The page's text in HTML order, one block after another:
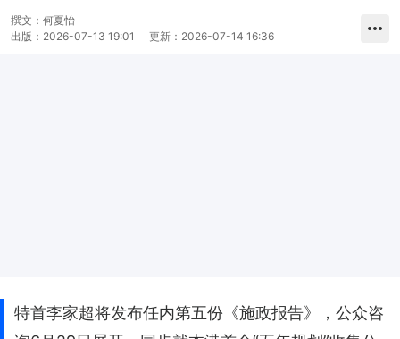
撰文： 何夏怡
出版： 2026-07-13 19:01 更新： 2026-07-14 16:36
特首李家超将发布任内第五份《施政报告》，公众咨